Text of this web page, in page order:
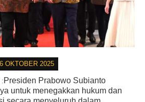
OKTOBER 2025
Presiden Prabowo Subianto
untuk menegakkan hukum dan